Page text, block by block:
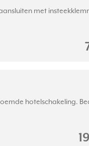
met
hotelschakeling.